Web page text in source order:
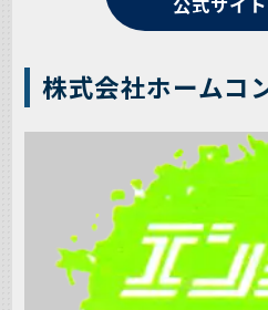
株式会社ホームコ